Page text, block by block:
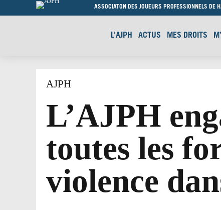
ASSOCIATON DES JOUEURS PROFESSIONNELS DE
L’AJPH ACTUS MES DROITS
AJPH
L’AJPH
toutes les
violence